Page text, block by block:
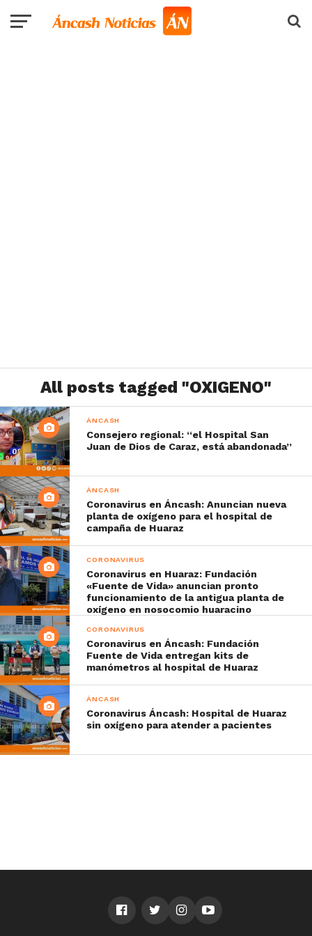
All posts tagged "OXIGENO"
ÁNCASH
Consejero regional: “el Hospital San
Juan de Dios de Caraz, está abandonada”
ÁNCASH
Coronavirus en Áncash: Anuncian nueva
planta de oxígeno para el hospital de
campaña de Huaraz
CORONAVIRUS
Coronavirus en Huaraz: Fundación
«Fuente de Vida» anuncian pronto
funcionamiento de la antigua planta de
oxígeno en nosocomio huaracino
CORONAVIRUS
Coronavirus en Áncash: Fundación
Fuente de Vida entregan kits de
manómetros al hospital de Huaraz
ÁNCASH
Coronavirus Áncash: Hospital de Huaraz
sin oxígeno para atender a pacientes